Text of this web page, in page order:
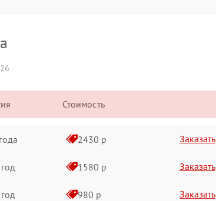
Стоимость
2430 р Заказать
1580 р Заказать
980 р Заказать